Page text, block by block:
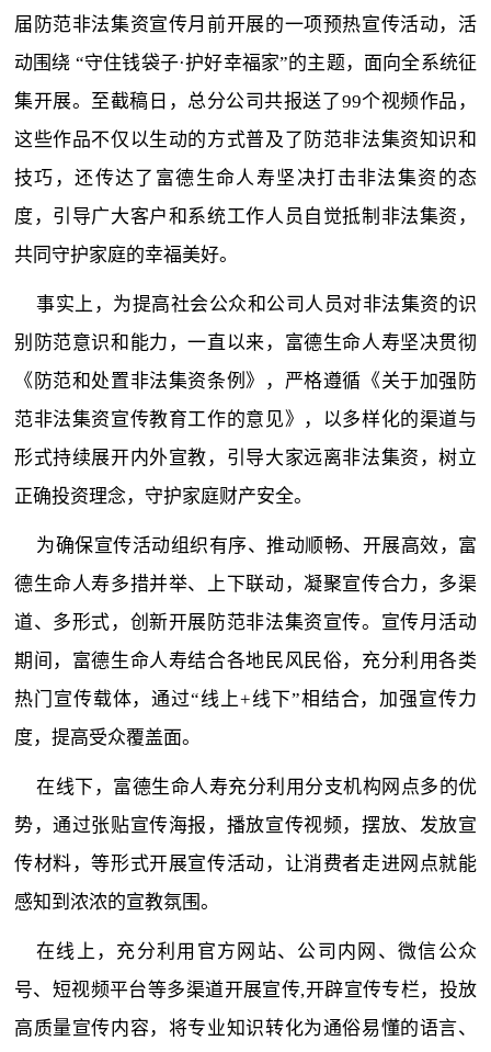
届防范非法集资宣传月前开展的一项预热宣传活动，活
动围绕 “守住钱袋子·护好幸福家”的主题，面向全系统征
集开展。至截稿日，总分公司共报送了99个视频作品，
这些作品不仅以生动的方式普及了防范非法集资知识和
技巧，还传达了富德生命人寿坚决打击非法集资的态
度，引导广大客户和系统工作人员自觉抵制非法集资，
共同守护家庭的幸福美好。
事实上，为提高社会公众和公司人员对非法集资的识
别防范意识和能力，一直以来，富德生命人寿坚决贯彻
《防范和处置非法集资条例》，严格遵循《关于加强防
范非法集资宣传教育工作的意见》，以多样化的渠道与
形式持续展开内外宣教，引导大家远离非法集资，树立
正确投资理念，守护家庭财产安全。
为确保宣传活动组织有序、推动顺畅、开展高效，富
德生命人寿多措并举、上下联动，凝聚宣传合力，多渠
道、多形式，创新开展防范非法集资宣传。宣传月活动
期间，富德生命人寿结合各地民风民俗，充分利用各类
热门宣传载体，通过“线上+线下”相结合，加强宣传力
度，提高受众覆盖面。
在线下，富德生命人寿充分利用分支机构网点多的优
势，通过张贴宣传海报，播放宣传视频，摆放、发放宣
传材料，等形式开展宣传活动，让消费者走进网点就能
感知到浓浓的宣教氛围。
在线上，充分利用官方网站、公司内网、微信公众
号、短视频平台等多渠道开展宣传,开辟宣传专栏，投放
高质量宣传内容，将专业知识转化为通俗易懂的语言、